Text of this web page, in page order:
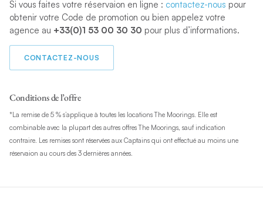
Si vous faites votre réservaion en ligne : contactez-nous pour
obtenir votre Code de promotion ou bien appelez votre
agence au +33(0)1 53 00 30 30 pour plus d’informations.
CONTACTEZ-NOUS
Conditions de l’offre
*La remise de 5 % s’applique à toutes les locations The Moorings. Elle est
combinable avec la plupart des autres offres The Moorings, sauf indication
contraire. Les remises sont réservées aux Captains qui ont effectué au moins une
réservaion au cours des 3 dernières années.